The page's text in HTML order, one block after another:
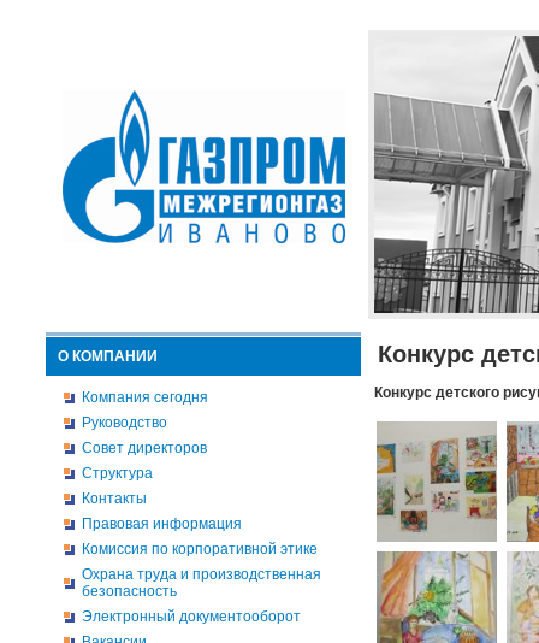
О КОМПАНИИ
Компания сегодня
Руководство
Совет директоров
Структура
Контакты
Правовая информация
Комиссия по корпоративной этике
Охрана труда и производственная
безопасность
Электронный документооборот
Конкурс
Конкурс детского